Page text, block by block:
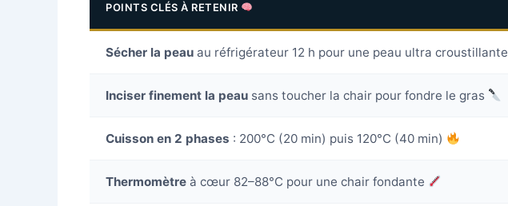
POINTS CLÉS À RETENIR
Sécher la peau au réfrigérateur 12 h pour une peau ultra croustillante
Inciser finement la peau sans toucher la chair pour fondre le gras
Cuisson en 2 phases : 200°C (20 min) puis 120°C (40 min)
Thermomètre à cœur 82–88°C pour une chair fondante